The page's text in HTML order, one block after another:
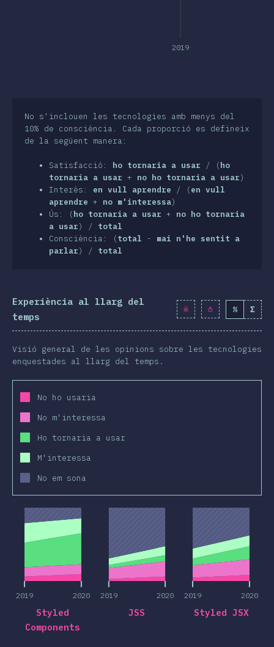
2019
No s'inclouen les tecnologies amb menys del
10% de consciència. Cada proporció es defineix
de la següent manera:
Satisfacció: ho tornaria a usar / (ho
tornaria a usar + no ho tornaria a usar)
Interès: en vull aprendre / (en vull
aprendre + no m'interessa)
Ús: (ho tornaria a usar + no ho tornaria
a usar) / total
Consciència: (total - mai n'he sentit a
parlar) / total
Experiència al llarg del
temps
% Σ
Visió general de les opinions sobre les tecnologies
enquestades al llarg del temps.
No ho usaria
No m'interessa
Ho tornaria a usar
M'interessa
No em sona
2019 2020
2019 2020
Styled
Components
2019 2020
2019 2020
JSS
2019 2020
2019 2020
Styled JSX